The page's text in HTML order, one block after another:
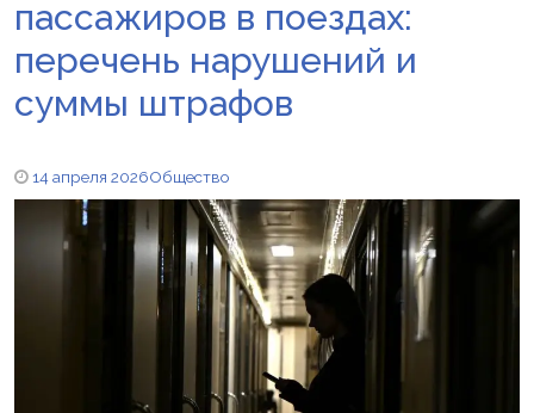
пассажиров в поездах:
перечень нарушений и
суммы штрафов
14 апреля 2026Общество